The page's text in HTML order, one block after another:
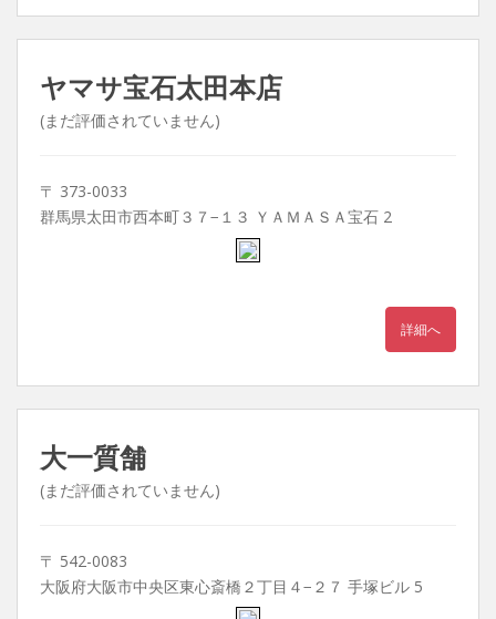
ヤマサ宝石太田本店
(まだ評価されていません)
〒 373-0033
群馬県太田市西本町３７−１３ ＹＡＭＡＳＡ宝石 2
詳細へ
大一質舗
(まだ評価されていません)
〒 542-0083
大阪府大阪市中央区東心斎橋２丁目４−２７ 手塚ビル 5